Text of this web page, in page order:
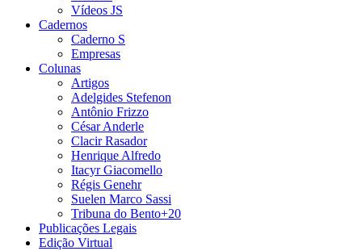
Vídeos JS
Cadernos
Caderno S
Empresas
Colunas
Artigos
Adelgides Stefenon
Antônio Frizzo
César Anderle
Clacir Rasador
Henrique Alfredo
Itacyr Giacomello
Régis Genehr
Suelen Marco Sassi
Tribuna do Bento+20
Publicações Legais
Edição Virtual